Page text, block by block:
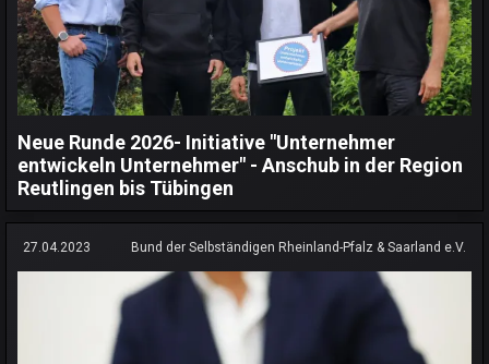
Neue Runde 2026- Initiative "Unternehmer
entwickeln Unternehmer" - Anschub in der Region
Reutlingen bis Tübingen
27.04.2023 Bund der Selbständigen Rheinland-Pfalz & Saarland e.V.